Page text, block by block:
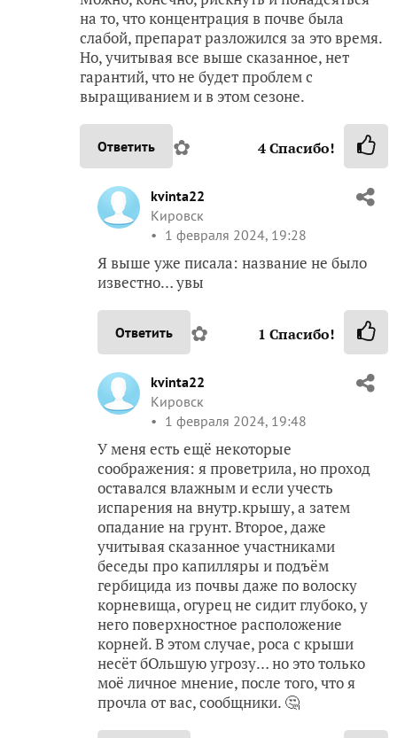
на то, что концентрация в почве была
слабой, препарат разложился за это время.
Но, учитывая все выше сказанное, нет
гарантий, что не будет проблем с
выращиванием и в этом сезоне.
Ответить ✿ 4Спасибо!
kvinta22
Кировск
1 февраля 2024, 19:28
Я выше уже писала: название не было
известно… увы
Ответить ✿ 1 Спасибо!
kvinta22
Кировск
1 февраля 2024, 19:48
У меня есть ещё некоторые
соображения: я проветрила, но проход
оставался влажным и если учесть
испарения на внутр.крышу, а затем
опадание на грунт. Второе, даже
учитывая сказанное участниками
беседы про капилляры и подъём
гербицида из почвы даже по волоску
корневища, огурец не сидит глубоко, у
него поверхностное расположение
корней. В этом случае, роса с крыши
несёт бОльшую угрозу… но это только
моё личное мнение, после того, что я
прочла от вас, сообщники. 🤔